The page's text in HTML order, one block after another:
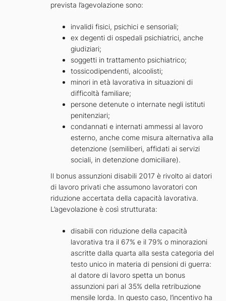
prevista l’agevolazione sono:
invalidi fisici, psichici e sensoriali;
ex degenti di ospedali psichiatrici, anche
giudiziari;
soggetti in trattamento psichiatrico;
tossicodipendenti, alcoolisti;
minori in età lavorativa in situazioni di
difficoltà familiare;
persone detenute o internate negli istituti
penitenziari;
condannati e internati ammessi al lavoro
esterno, anche come misura alternativa alla
detenzione (semiliberi, affidati ai servizi
sociali, in detenzione domiciliare).
Il bonus assunzioni disabili 2017 è rivolto ai datori
di lavoro privati che assumono lavoratori con
riduzione accertata della capacità lavorativa.
L’agevolazione è così strutturata:
disabili con riduzione della capacità
lavorativa tra il 67% e il 79% o minorazioni
ascritte dalla quarta alla sesta categoria del
testo unico in materia di pensioni di guerra:
al datore di lavoro spetta un bonus
assunzioni pari al 35% della retribuzione
mensile lorda. In questo caso, l’incentivo ha